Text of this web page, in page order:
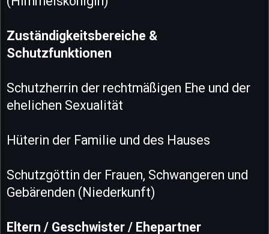
Zuständigkeitsbereiche &
Schutzfunktionen
Schutzherrin der rechtmäßigen Ehe und der
ehelichen Sexualität
Hüterin der Familie und des Hauses
Schutzgöttin der Frauen, Schwangeren und
Gebärenden (Niederkunft)
Eltern / Geschwister / Ehepartner